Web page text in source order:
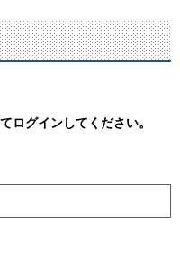
ログインしてください。